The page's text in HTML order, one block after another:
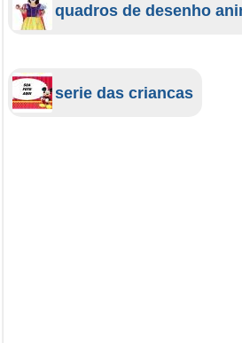
quadros de desenho
serie das criancas